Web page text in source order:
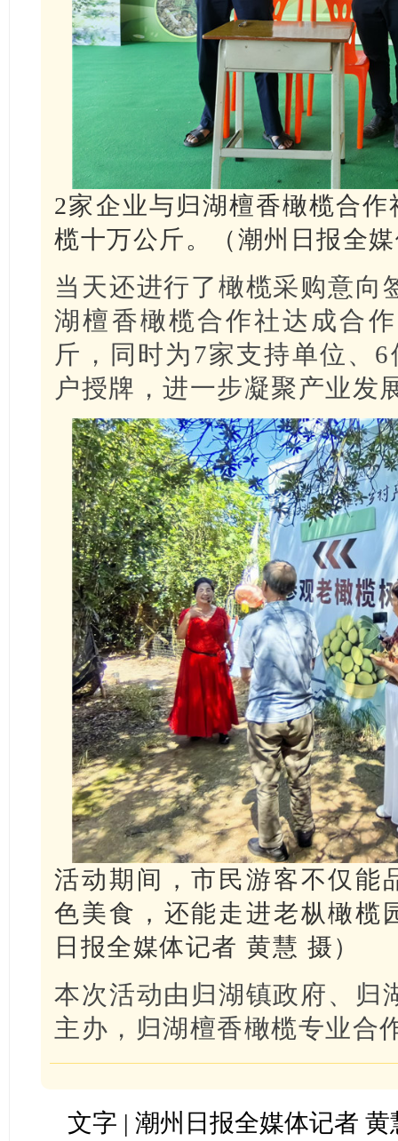
2家企业与归湖檀香橄榄合
榄十万公斤。（潮州日报全
当天还进行了橄榄采购意向
湖檀香橄榄合作社达成合
斤，同时为7家支持单位、
户授牌，进一步凝聚产业发
活动期间，市民游客不仅能
色美食，还能走进老枞橄榄
日报全媒体记者 黄慧 摄）
本次活动由归湖镇政府、归
主办，归湖檀香橄榄专业合
文字 | 潮州日报全媒体记者 黄